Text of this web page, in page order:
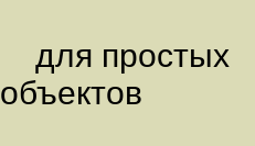
для простых
объектов -